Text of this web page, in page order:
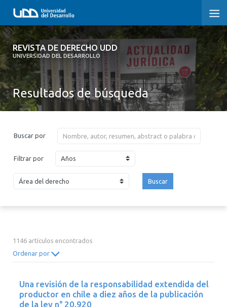
REVISTA DE DERECHO UDD
UNIVERSIDAD DEL DESARROLLO
REVISTA DE DERECHO UDD
INICIO
ACERCA DE LA REVISTA
CONVOCATORIA
CONTACTO Y SUSCRIPCIÓN
Resultados de búsqueda
Buscar por
Filtrar por Años
2002 2001 2000
Buscar
1146 artículos encontrados
Ordenar por
Una revisión de la responsabilidad extendida del
productor en chile a diez años de la publicación
de la ley n° 20.920